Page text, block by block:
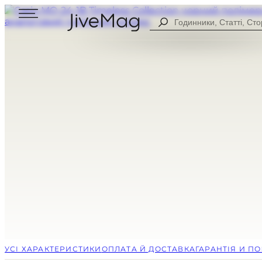
Search
...
УСІ ХАРАКТЕРИСТИКИ ОПЛАТА Й ДОСТАВКАГАРАНТІЯ И